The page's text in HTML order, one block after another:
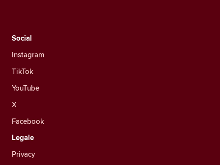
Social
Instagram
TikTok
YouTube
X
Facebook
Legale
Privacy